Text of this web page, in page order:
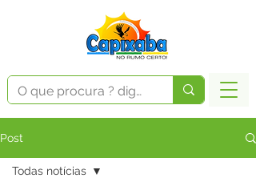
Post
Todas notícias